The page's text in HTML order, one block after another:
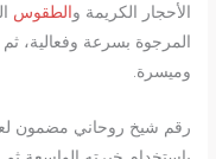
الأحجار الكريمة والطقوس
المرجوة بسرعة وفعالية،
وميسرة.
رقم شيخ روحاني مضمون